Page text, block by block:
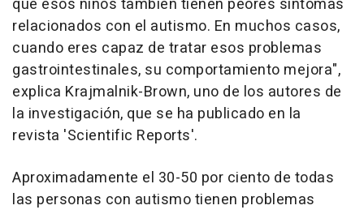
que esos niños también tienen peores síntomas
relacionados con el autismo. En muchos casos,
cuando eres capaz de tratar esos problemas
gastrointestinales, su comportamiento mejora",
explica Krajmalnik-Brown, uno de los autores de
la investigación, que se ha publicado en la
revista 'Scientific Reports'.
Aproximadamente el 30-50 por ciento de todas
las personas con autismo tienen problemas